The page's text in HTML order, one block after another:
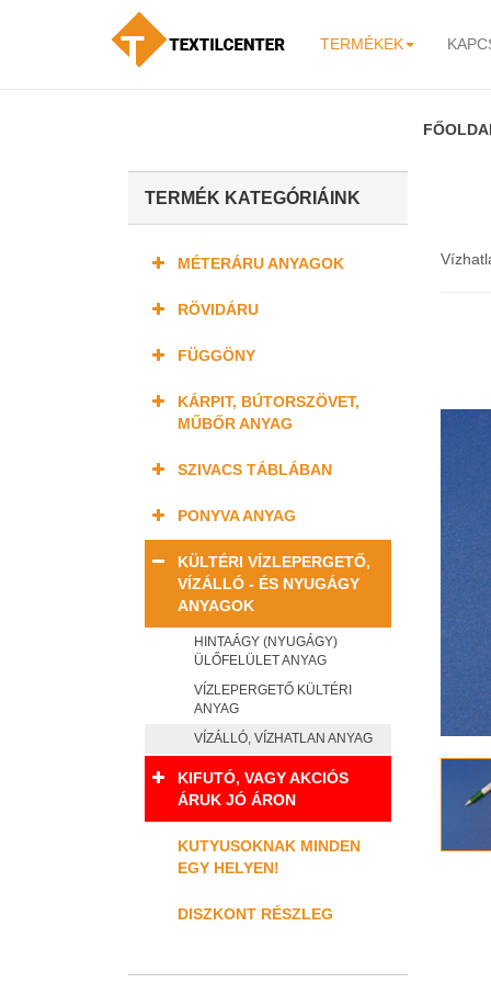
TERMÉKEK
TERMÉK KATEGÓRIÁINK
MÉTERÁRU ANYAGOK
RÖVIDÁRU
FÜGGÖNY
KÁRPIT, BÚTORSZÖVET,
MŰBŐR ANYAG
SZIVACS TÁBLÁBAN
PONYVA ANYAG
KÜLTÉRI VÍZLEPERGETŐ,
VÍZÁLLÓ - ÉS NYUGÁGY
ANYAGOK
HINTAÁGY (NYUGÁGY)
ÜLŐFELÜLET ANYAG
VÍZLEPERGETŐ KÜLTÉRI
ANYAG
VÍZÁLLÓ, VÍZHATLAN ANYAG
KIFUTÓ, VAGY AKCIÓS
ÁRUK JÓ ÁRON
KUTYUSOKNAK MINDEN
EGY HELYEN!
DISZKONT RÉSZLEG